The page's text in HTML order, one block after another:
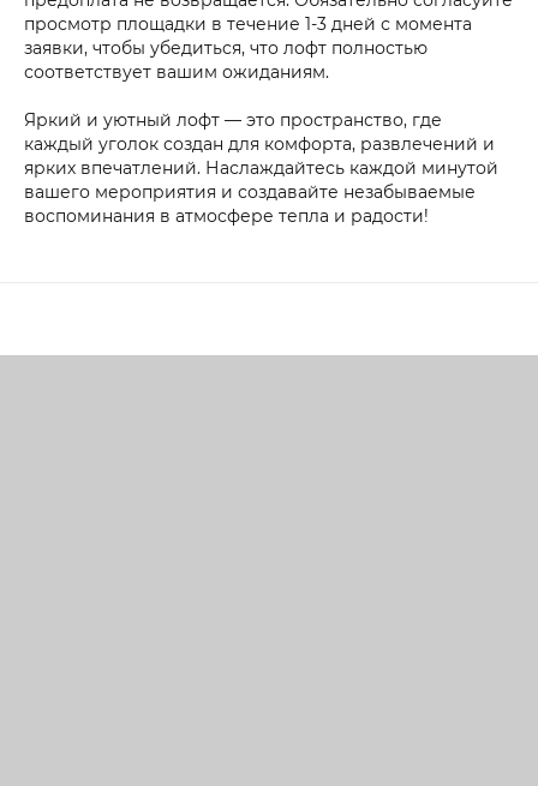
просмотр площадки в течение 1-3 дней с момента
заявки, чтобы убедиться, что лофт полностью
соответствует вашим ожиданиям.
Яркий и уютный лофт — это пространство, где
каждый уголок создан для комфорта, развлечений и
ярких впечатлений. Наслаждайтесь каждой минутой
вашего мероприятия и создавайте незабываемые
воспоминания в атмосфере тепла и радости!